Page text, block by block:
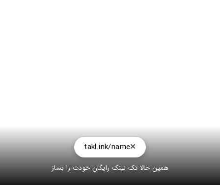
takl.ink/name
همین حالا تک لینک رایگان خودت را بساز